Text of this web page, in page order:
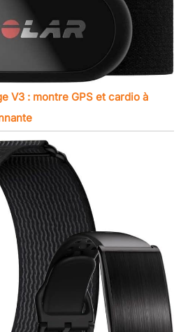
V3 : montre GPS et cardio à